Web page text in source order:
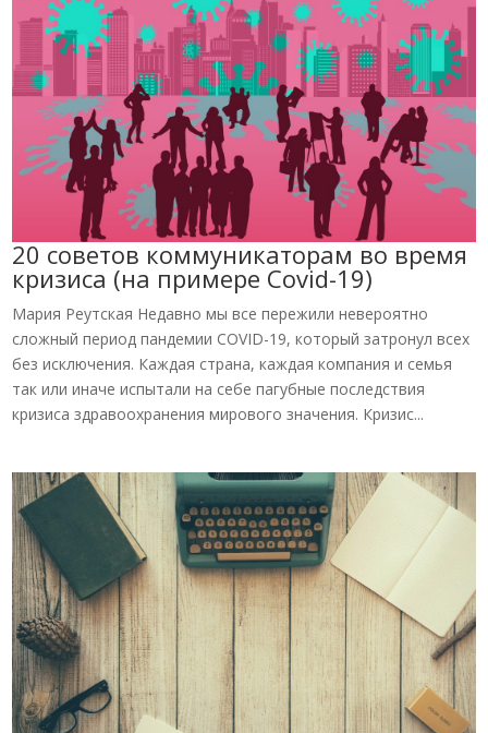
20 советов коммуникаторам во время
кризиса (на примере Covid-19)
Мария Реутская Недавно мы все пережили невероятно
сложный период пандемии COVID-19, который затронул всех
без исключения. Каждая страна, каждая компания и семья
так или иначе испытали на себе пагубные последствия
кризиса здравоохранения мирового значения. Кризис...